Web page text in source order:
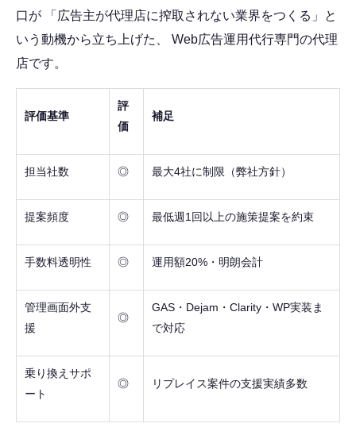
口が 「広告主が代理店に搾取されない業界をつくる」と
いう動機から立ち上げた、 Web広告運用代行専門の代理
店です。
評価基準
評
価
補足
担当社数 ◎ 最大4社に制限（弊社方針）
提案頻度 ◎ 最低週1回以上の施策提案を約束
手数料透明性 ◎ 運用額20%・明朗会計
管理画面外支
援
◎
GAS・Dejam・Clarity・WP実装ま
で対応
乗り換えサポ
ート
◎ リプレイス案件の支援実績多数